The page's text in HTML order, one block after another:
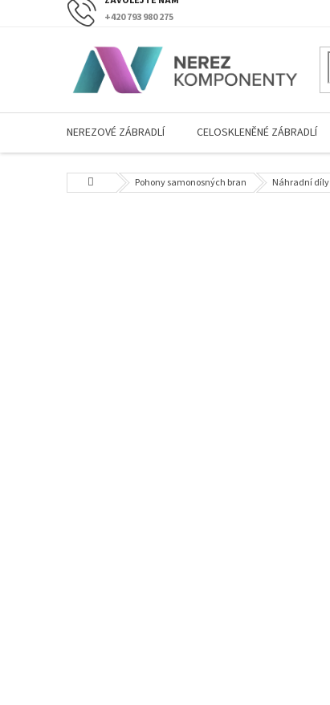
+420 793 980 275
NEREZOVÉ ZÁBRADLÍ CELOSKLENĚNÉ ZÁBRADLÍ
Domů Pohony samonosných bran Náhradní díly